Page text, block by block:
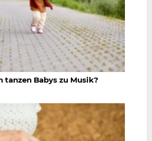
tanzen Babys zu Musik?